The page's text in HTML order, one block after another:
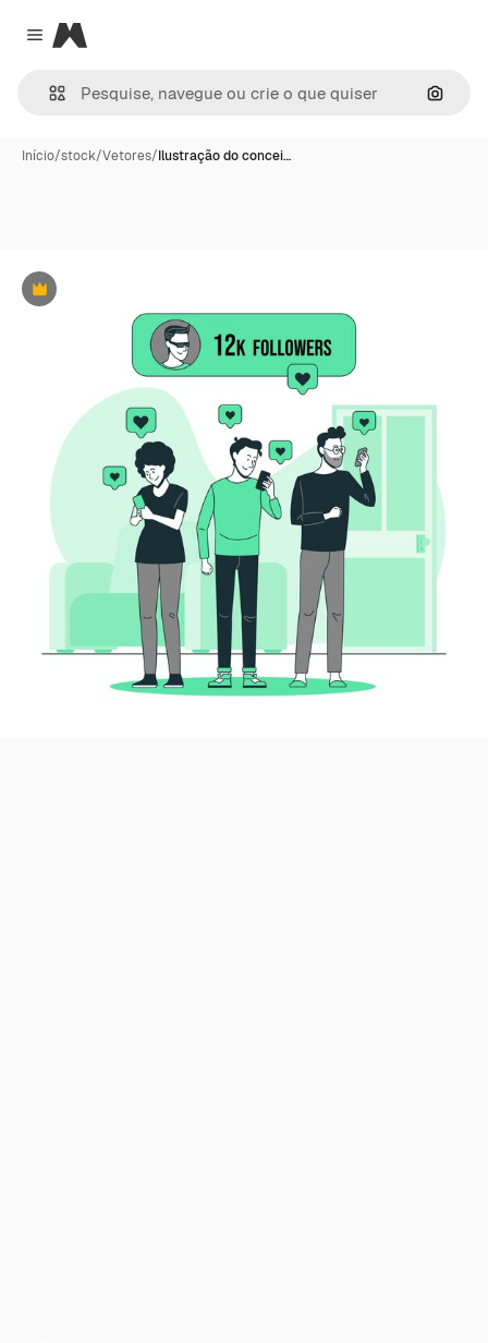
Close menu
Magnific
Início/stock/Vetores/Ilustração do concei…
Premium